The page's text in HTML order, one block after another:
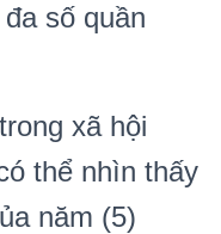
số quần
xã hội
thể nhìn thấy
năm (5)